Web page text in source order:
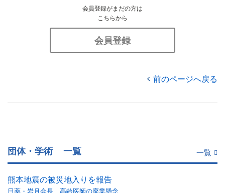
会員登録がまだの方は
こちらから
会員登録
前のページへ戻る
団体・学術 一覧 一覧
熊本地震の被災地入りを報告
日薬・岩月会長、高齢医師の廃業懸念